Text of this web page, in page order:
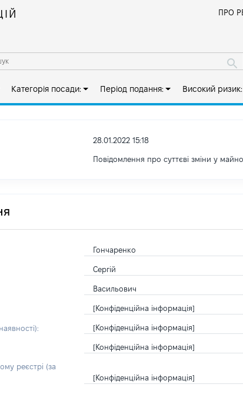
ПРО
Категорія посади: Період подання: Високий ризик:
28.01.2022 15:18
Повідомлення про суттєві зміни у
Гончаренко
Сергій
Васильович
[Конфіденційна інформація]
[Конфіденційна інформація]
[Конфіденційна інформація]
реєстрі (за
[Конфіденційна інформація]